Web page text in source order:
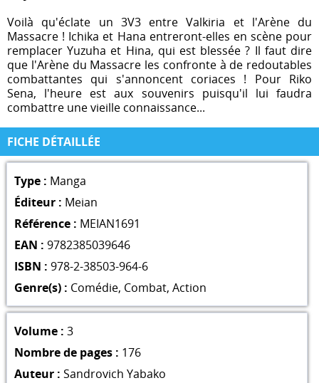
Voilà qu'éclate un 3V3 entre Valkiria et l'Arène du
Massacre ! Ichika et Hana entreront-elles en scène pour
remplacer Yuzuha et Hina, qui est blessée ? Il faut dire
que l'Arène du Massacre les confronte à de redoutables
combattantes qui s'annoncent coriaces ! Pour Riko
Sena, l'heure est aux souvenirs puisqu'il lui faudra
combattre une vieille connaissance...
FICHE DÉTAILLÉE
Type : Manga
Éditeur : Meian
Référence : MEIAN1691
EAN : 9782385039646
ISBN : 978-2-38503-964-6
Genre(s) : Comédie, Combat, Action
Volume : 3
Nombre de pages : 176
Auteur : Sandrovich Yabako